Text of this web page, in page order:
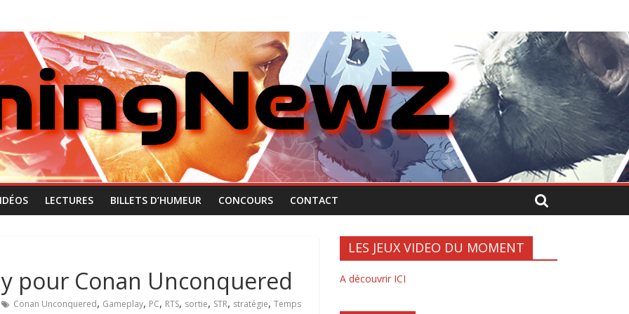
LECTURES BILLETS D’HUMEUR CONCOURS CONTACT
pour Conan Unconquered
Conan Unconquered, Gameplay, PC, RTS, sortie, STR, stratégie, Temps
LES JEUX VIDEO DU MOMENT
A découvrir ICI